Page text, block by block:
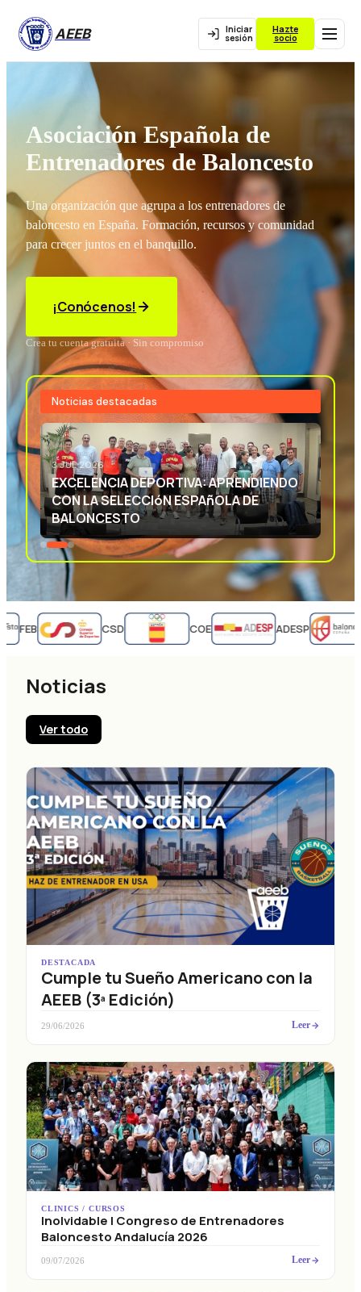
AEEB Iniciar
sesión
Hazte
socio
Asociación Española de
Entrenadores de Baloncesto
Una organización que agrupa a los entrenadores de
baloncesto en España. Formación, recursos y comunidad
para crecer juntos en el banquillo.
¡Conócenos!
Crea tu cuenta gratuita · Sin compromiso
Noticias destacadas
3 JUL 2026
EXCELENCIA DEPORTIVA: APRENDIENDO
CON LA SELECCIóN ESPAñOLA DE
BALONCESTO
FEB CSD COE ADESP
Noticias
Ver todo
DESTACADA
Cumple tu Sueño Americano con la
AEEB (3ª Edición)
29/06/2026 Leer
CLINICS / CURSOS
Inolvidable I Congreso de Entrenadores
Baloncesto Andalucía 2026
09/07/2026 Leer